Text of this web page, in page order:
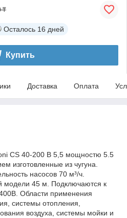
₸
Осталось 16 дней
Купить
Доставка Оплата
CS 40-200 B 5,5 мощностю 5.5
изготовленные из чугуна.
насосов 70 м³/ч.
модели 45 м. Подключаются к
Области применения
системы отопления,
воздуха, системы мойки и